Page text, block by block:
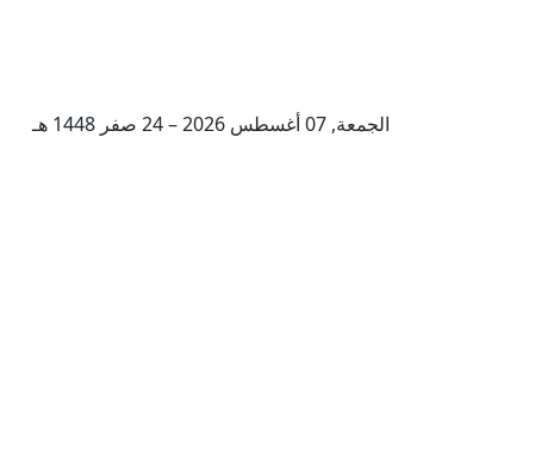
الجمعة, 07 أغسطس 2026 – 24 صفر 1448 هـ